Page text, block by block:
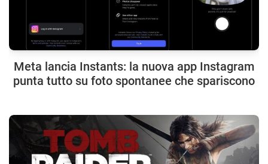
Meta lancia Instants: la nuova app Instagram
punta tutto su foto spontanee che spariscono